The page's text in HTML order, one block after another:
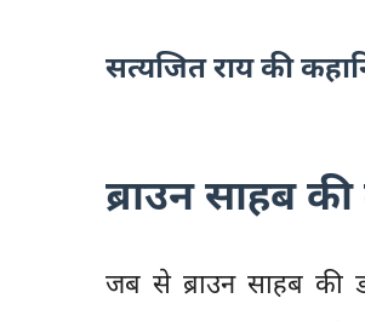
सत्यजित राय की
ब्राउन साहब
जब से ब्राउन साहब की